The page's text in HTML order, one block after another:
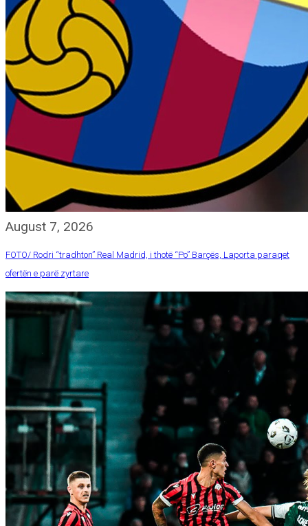
August 7, 2026
FOTO/ Rodri “tradhton” Real Madrid, i thotë “Po” Barçës, Laporta paraqet
ofertën e parë zyrtare